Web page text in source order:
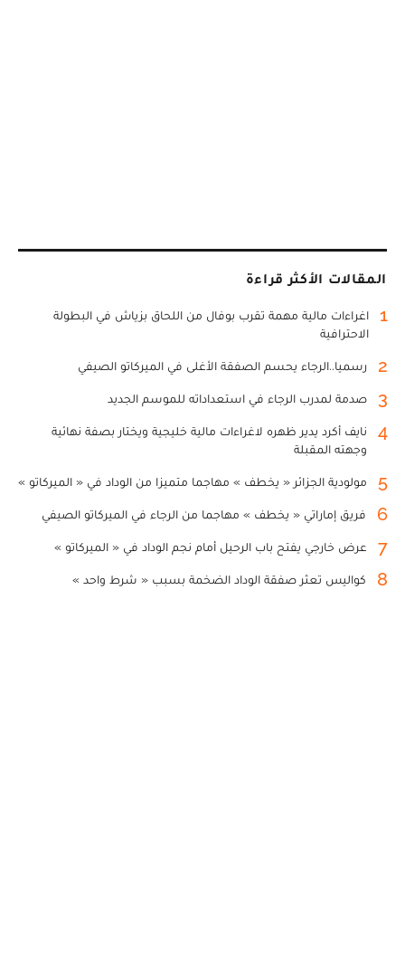
المقالات الأكثر قراءة
1
اغراءات مالية مهمة تقرب بوفال من اللحاق بزياش في البطولة
الاحترافية
2 رسميا..الرجاء يحسم الصفقة الأغلى في الميركاتو الصيفي
3 صدمة لمدرب الرجاء في استعداداته للموسم الجديد
4
نايف أكرد يدير ظهره لاغراءات مالية خليجية ويختار بصفة نهائية
وجهته المقبلة
5 مولودية الجزائر « يخطف » مهاجما متميزا من الوداد في « الميركاتو »
6 فريق إماراتي « يخطف » مهاجما من الرجاء في الميركاتو الصيفي
7 عرض خارجي يفتح باب الرحيل أمام نجم الوداد في « الميركاتو »
8 كواليس تعثر صفقة الوداد الضخمة بسبب « شرط واحد »